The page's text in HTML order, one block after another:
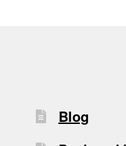
Blog